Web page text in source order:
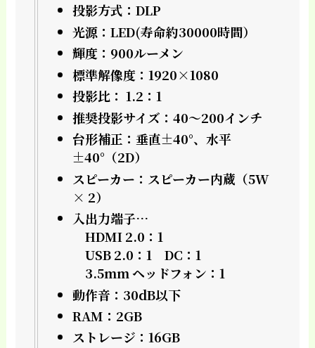
投影方式：DLP
光源：LED(寿命約30000時間）
輝度：900ルーメン
標準解像度：1920×1080
投影比： 1.2：1
推奨投影サイズ：40～200インチ
台形補正：垂直±40°、水平
±40°（2D）
スピーカー：スピーカー内蔵（5W
× 2）
入出力端子…
HDMI 2.0：1
USB 2.0：1 DC：1
3.5mm ヘッドフォン：1
動作音：30dB以下
RAM：2GB
ストレージ：16GB